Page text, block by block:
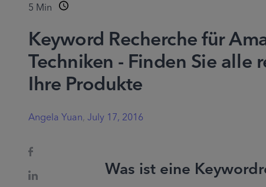
5 Min
Keyword Recherche für
Techniken - Finden Sie
Ihre Produkte
Angela Yuan, July 17, 2016
Was ist eine